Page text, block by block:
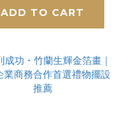
ADD TO CART